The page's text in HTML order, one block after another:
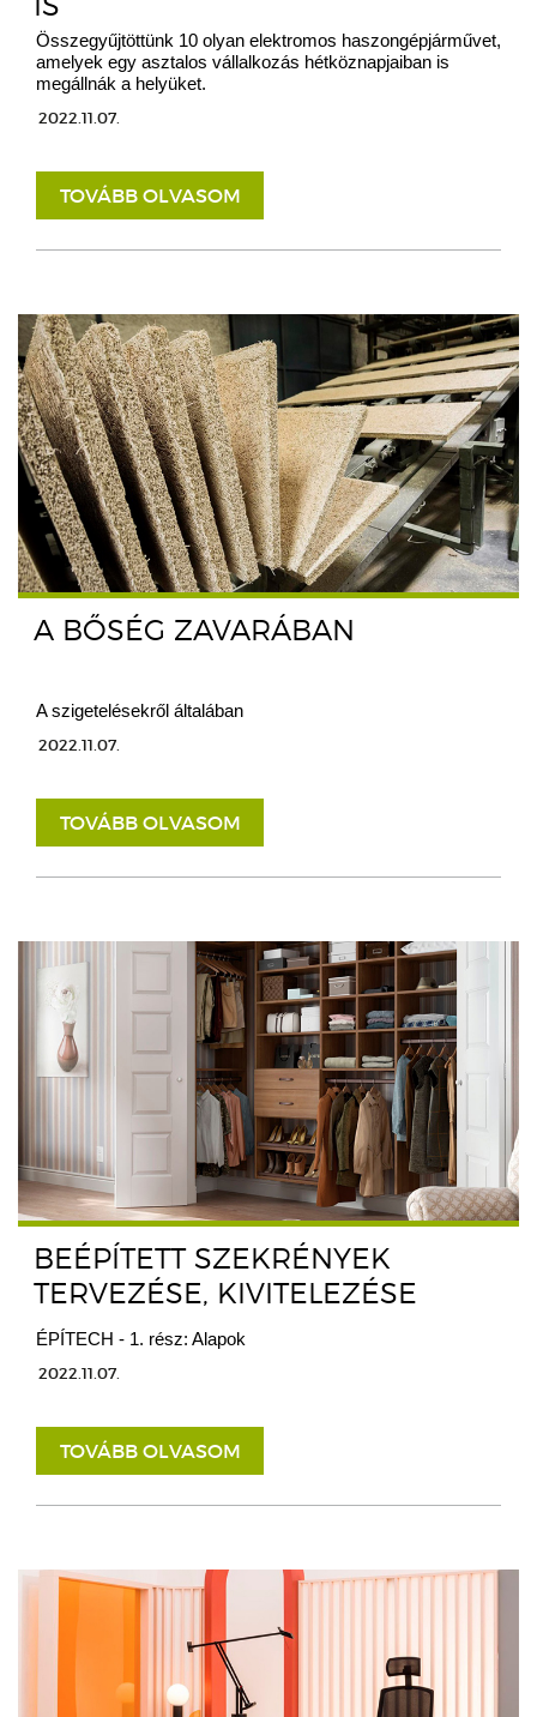
Összegyűjtöttünk 10 olyan elektromos haszongépjárművet,
amelyek egy asztalos vállalkozás hétköznapjaiban is
megállnák a helyüket.
2022.11.07.
TOVÁBB OLVASOM
A BŐSÉG ZAVARÁBAN
A szigetelésekről általában
2022.11.07.
TOVÁBB OLVASOM
BEÉPÍTETT SZEKRÉNYEK
TERVEZÉSE, KIVITELEZÉSE
ÉPÍTECH - 1. rész: Alapok
2022.11.07.
TOVÁBB OLVASOM